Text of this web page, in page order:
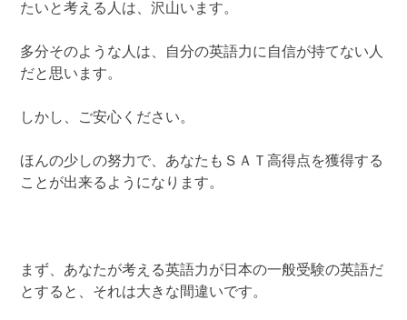
たいと考える人は、沢山います。
多分そのような人は、自分の英語力に自信が持てない人
だと思います。
しかし、ご安心ください。
ほんの少しの努力で、あなたもＳＡＴ高得点を獲得する
ことが出来るようになります。
まず、あなたが考える英語力が日本の一般受験の英語だ
とすると、それは大きな間違いです。